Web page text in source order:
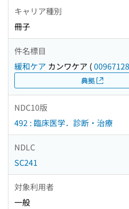
キャリア種別
冊子
件名標目
緩和ケア カンワケア (00967128
典拠
NDC10版
492 : 臨床医学．診断・治療
NDLC
SC241
対象利用者
一般